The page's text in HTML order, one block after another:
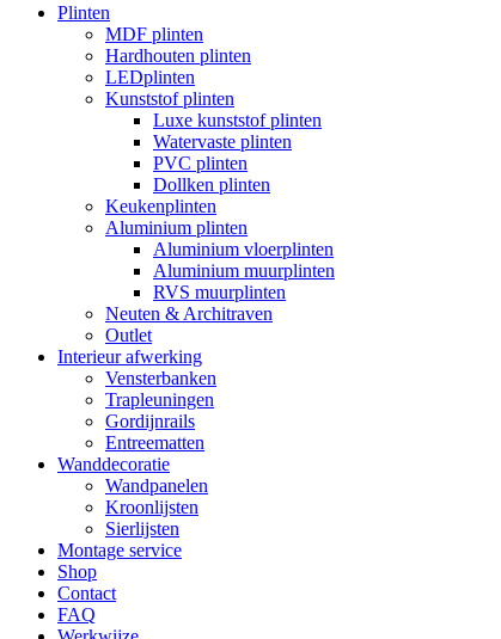
Plinten
MDF plinten
Hardhouten plinten
LEDplinten
Kunststof plinten
Luxe kunststof plinten
Watervaste plinten
PVC plinten
Dollken plinten
Keukenplinten
Aluminium plinten
Aluminium vloerplinten
Aluminium muurplinten
RVS muurplinten
Neuten & Architraven
Outlet
Interieur afwerking
Vensterbanken
Trapleuningen
Gordijnrails
Entreematten
Wanddecoratie
Wandpanelen
Kroonlijsten
Sierlijsten
Montage service
Shop
Contact
FAQ